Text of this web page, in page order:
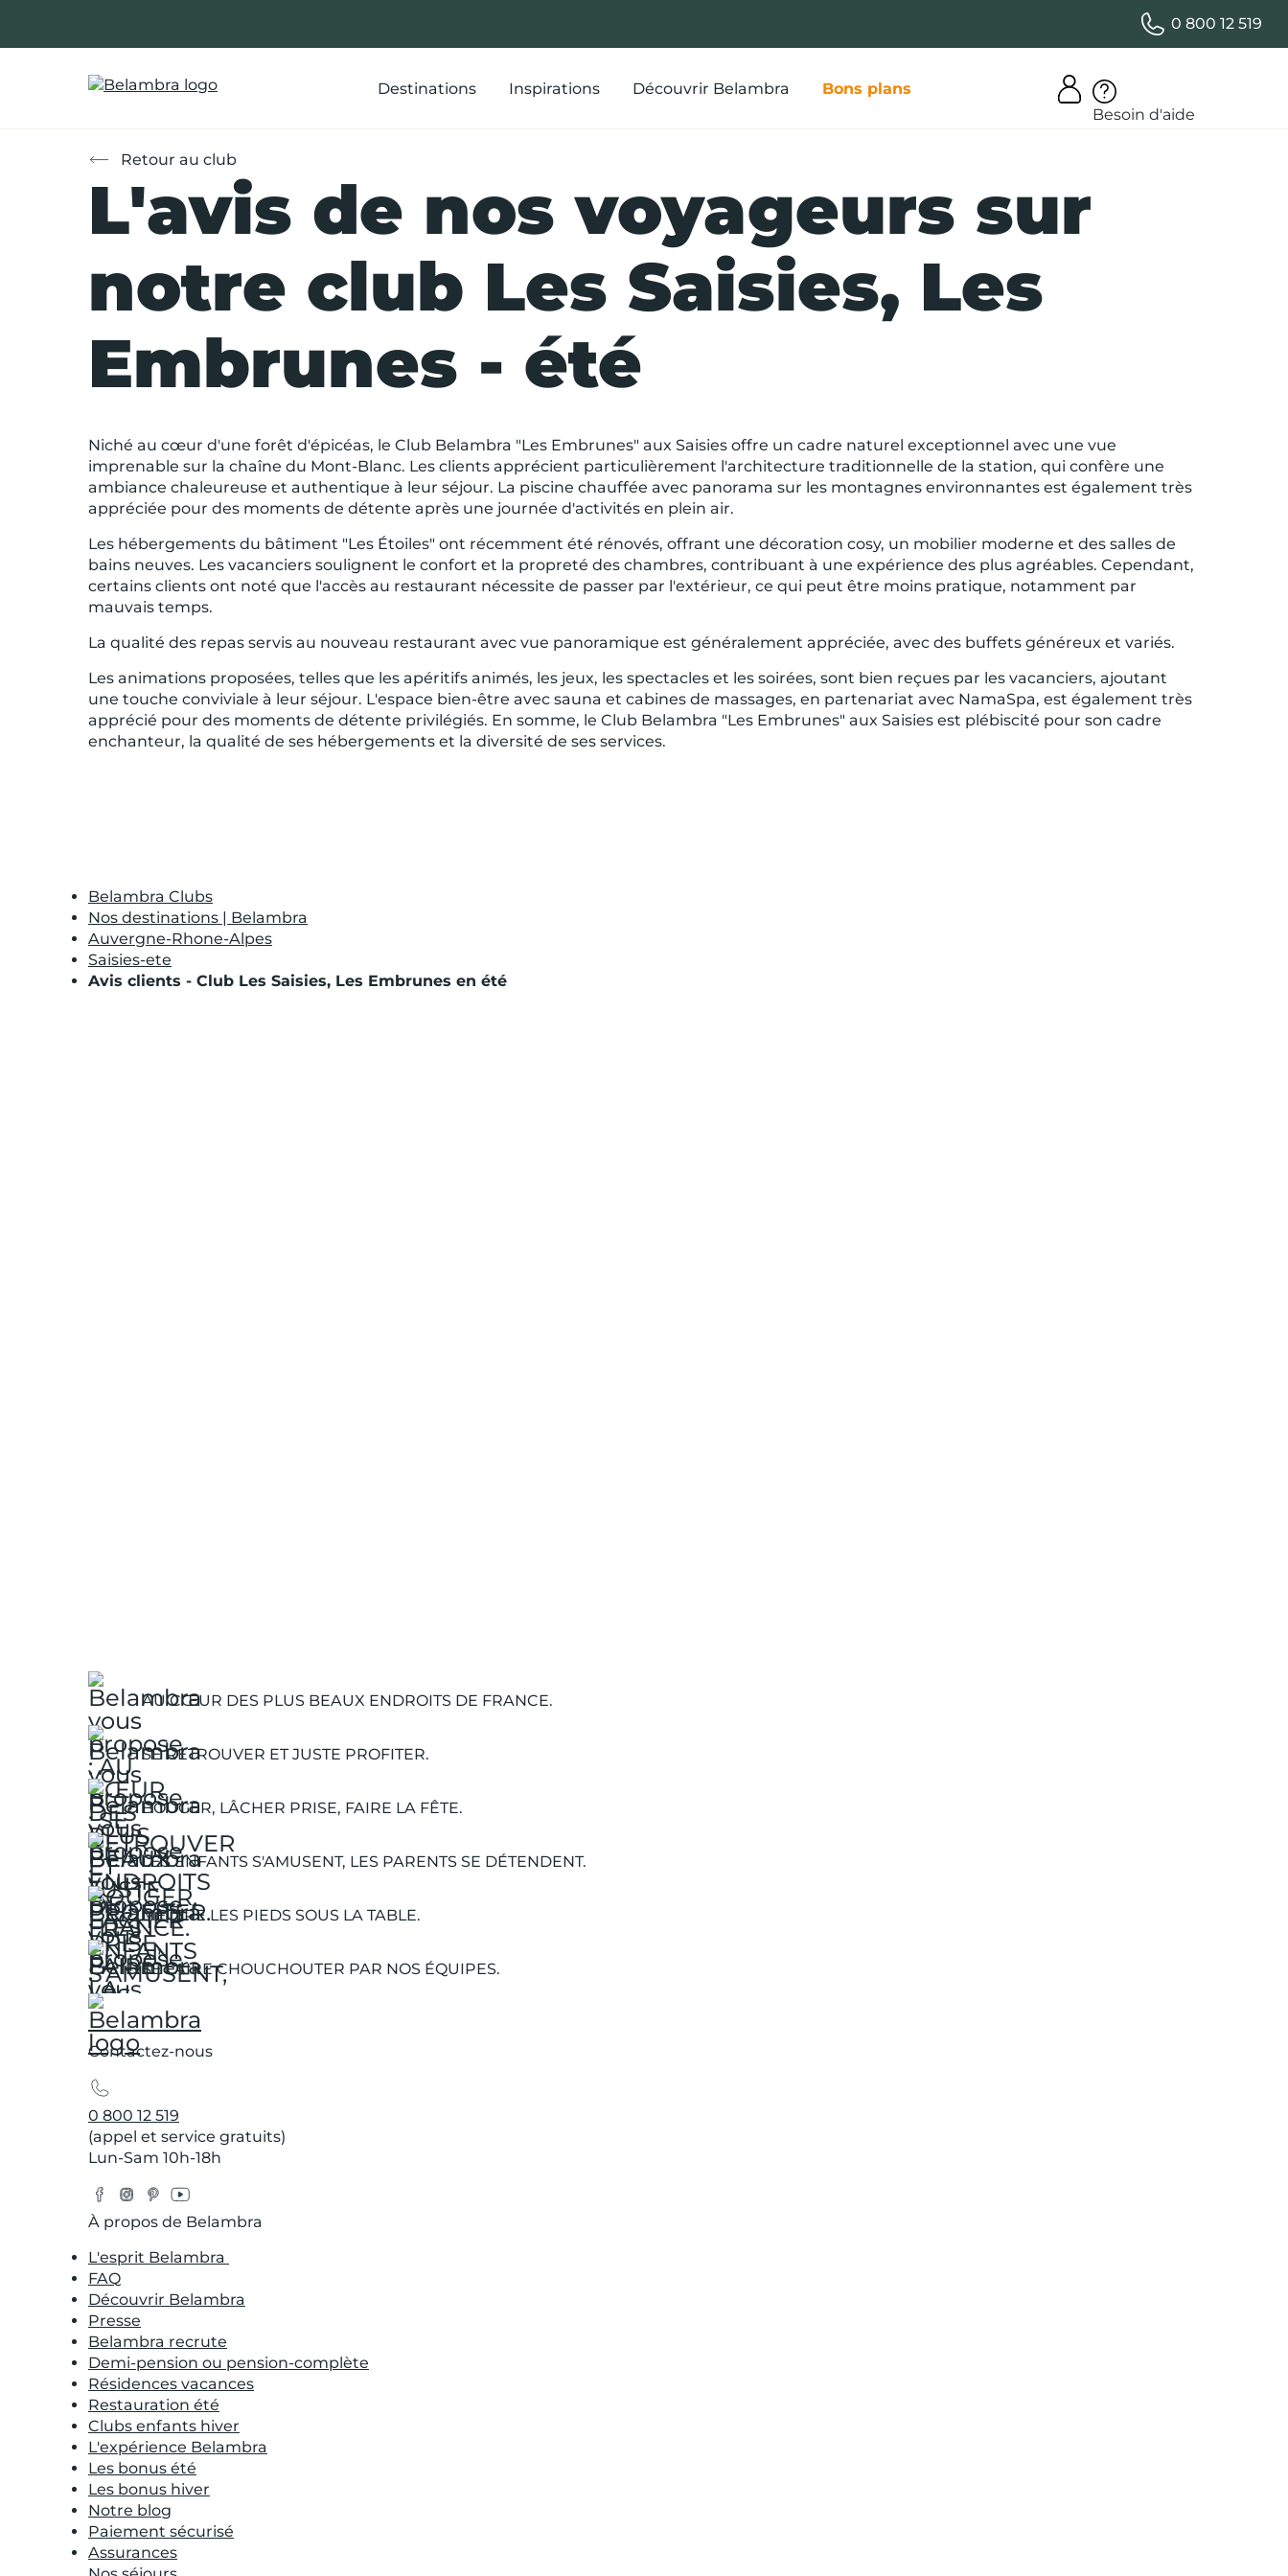
contenu
0 800 12 519
Destinations Inspirations Découvrir Belambra
Bons plans
Besoin d'aide
Retour au club
L'avis de nos voyageurs sur
notre club Les Saisies, Les
Embrunes - été
Niché au cœur d'une forêt d'épicéas, le Club Belambra "Les Embrunes" aux Saisies offre un cadre naturel exceptionnel avec une vue
imprenable sur la chaîne du Mont-Blanc. Les clients apprécient particulièrement l'architecture traditionnelle de la station, qui confère une
ambiance chaleureuse et authentique à leur séjour. La piscine chauffée avec panorama sur les montagnes environnantes est également très
appréciée pour des moments de détente après une journée d'activités en plein air.​
Les hébergements du bâtiment "Les Étoiles" ont récemment été rénovés, offrant une décoration cosy, un mobilier moderne et des salles de
bains neuves. Les vacanciers soulignent le confort et la propreté des chambres, contribuant à une expérience des plus agréables. Cependant,
certains clients ont noté que l'accès au restaurant nécessite de passer par l'extérieur, ce qui peut être moins pratique, notamment par
mauvais temps.​
La qualité des repas servis au nouveau restaurant avec vue panoramique est généralement appréciée, avec des buffets généreux et variés.
Les animations proposées, telles que les apéritifs animés, les jeux, les spectacles et les soirées, sont bien reçues par les vacanciers, ajoutant
une touche conviviale à leur séjour. L'espace bien-être avec sauna et cabines de massages, en partenariat avec NamaSpa, est également très
apprécié pour des moments de détente privilégiés. En somme, le Club Belambra "Les Embrunes" aux Saisies est plébiscité pour son cadre
enchanteur, la qualité de ses hébergements et la diversité de ses services.
Belambra Clubs
Nos destinations | Belambra
Auvergne-Rhone-Alpes
Saisies-ete
Avis clients - Club Les Saisies, Les Embrunes en été
AU CŒUR DES PLUS BEAUX ENDROITS DE FRANCE.
SE RETROUVER ET JUSTE PROFITER.
BOUGER, LÂCHER PRISE, FAIRE LA FÊTE.
LES ENFANTS S'AMUSENT, LES PARENTS SE DÉTENDENT.
METTRE LES PIEDS SOUS LA TABLE.
SE FAIRE CHOUCHOUTER PAR NOS ÉQUIPES.
Contactez-nous
0 800 12 519
(appel et service gratuits)
Lun-Sam 10h-18h
Facebook
Instagram
Pinterest
YouTube
À propos de Belambra
L'esprit Belambra
FAQ
Découvrir Belambra
Presse
Belambra recrute
Demi-pension ou pension-complète
Résidences vacances
Restauration été
Clubs enfants hiver
L'expérience Belambra
Les bonus été
Les bonus hiver
Notre blog
Paiement sécurisé
Assurances